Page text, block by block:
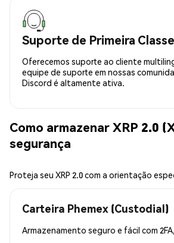
Suporte de Primeira Classe
Oferecemos suporte ao cliente
equipe de suporte em nossas
Discord é altamente ativa.
Como armazenar XRP 2.0
segurança
Proteja seu XRP 2.0 com a orientação
Carteira Phemex (Custodial)
Armazenamento seguro e fácil com